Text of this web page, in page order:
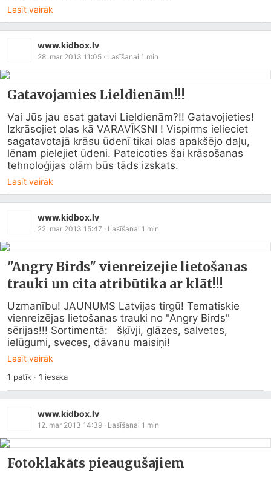
Lasīt vairāk
www.kidbox.lv
28. mar 2013 11:05 · Lasīšanai 1 min
Gatavojamies Lieldienām!!!
Vai Jūs jau esat gatavi Lieldienām?!! Gatavojieties!
Izkrāsojiet olas kā VARAVĪKSNI ! Vispirms ielieciet
sagatavotajā krāsu ūdenī tikai olas apakšējo daļu,
lēnam pielejiet ūdeni. Pateicoties šai krāsošanas
tehnoloģijas olām būs tāds izskats.
Lasīt vairāk
www.kidbox.lv
22. mar 2013 15:47 · Lasīšanai 1 min
"Angry Birds" vienreizejie lietošanas
trauki un cita atribūtika ar klāt!!!
Uzmanību! JAUNUMS Latvijas tirgū! Tematiskie
vienreizējas lietošanas trauki no "Angry Birds"
sērijas!!! Sortimentā:   šķīvji, glāzes, salvetes,
ielūgumi, sveces, dāvanu maisiņi!
Lasīt vairāk
1 patīk ·1 iesaka
www.kidbox.lv
12. mar 2013 14:39 · Lasīšanai 1 min
Fotoklakāts pieaugušajiem